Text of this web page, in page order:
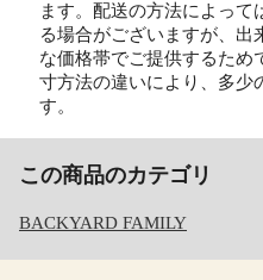
ます。配送の方法によって
る場合がございますが、出
な価格帯でご提供するため
寸方法の違いにより、多少
す。
この商品のカテゴリ
BACKYARD FAMILY